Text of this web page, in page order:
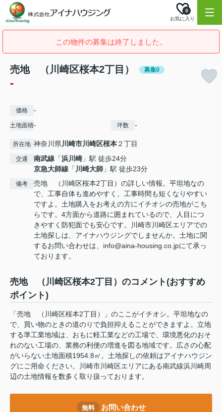
お気に入り
0
この物件の募集は終了しました。
売地 （川崎区桜本2丁目） 募集0
-
価格 -
土地面積- 坪数 -
所在地 神奈川県川崎市川崎区桜本２丁目
交通 南武線 「浜川崎 」駅 徒歩24分
京急大師線 「 川崎大師 」駅 徒歩23分
備考
売地 （川崎区桜本2丁目）の詳しい情報。平坦地なの
で、工事自体も進めやすく、工事時間も短くなりやすい
ですよ。土地購入をお考えの方にイチオシの売地がこち
らです。4方面から道路に囲まれているので、人目につ
きやすく防犯面でも安心です。川崎市川崎区エリアでの
土地探しは、アイナハウジングでしませんか。土地に関
するお問い合わせは、info@aina-housing.co.jpにて承っ
ております。
売地 （川崎区桜本2丁目）のコメント(おすすめ
ポイント)
「売地 （川崎区桜本2丁目）」のここがイチオシ。平坦地なの
で、買い物のときの道のりで負担抑えることができますよ。立地
する準工業地域は、おもに軽工業などの工場で、環境悪化のおそ
れのない工場の、業務の利便の増進を図る地域です。広さの心配
がいらない土地面積1954.8㎡。土地探しの依頼はアイナハウジン
グにご用命ください。川崎市川崎区エリアにある南武線浜川崎周
辺の土地情報を数多く取り扱っております。
無料 お問い合わせ